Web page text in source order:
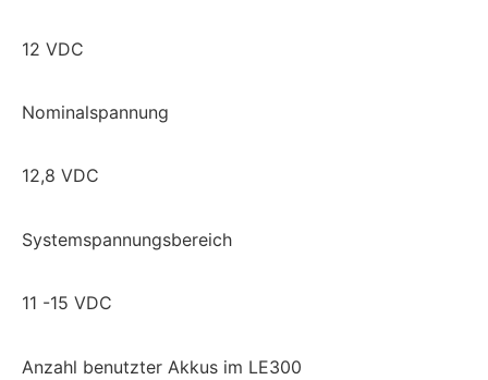
12 VDC
Nominalspannung
12,8 VDC
Systemspannungsbereich
11 -15 VDC
Anzahl benutzter Akkus im LE300